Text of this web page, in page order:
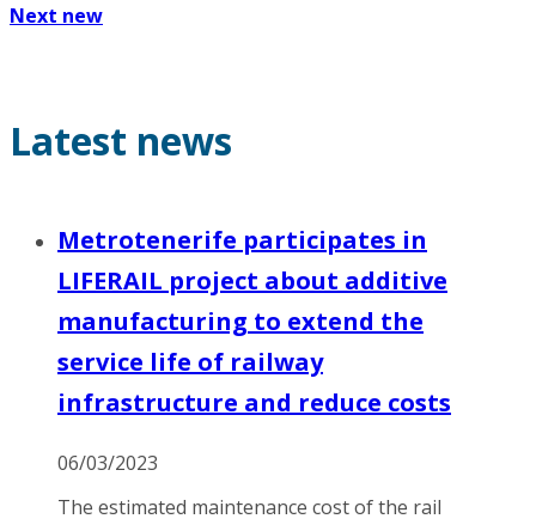
Next new
Latest news
Metrotenerife participates in
LIFERAIL project about additive
manufacturing to extend the
service life of railway
infrastructure and reduce costs
06/03/2023
The estimated maintenance cost of the rail